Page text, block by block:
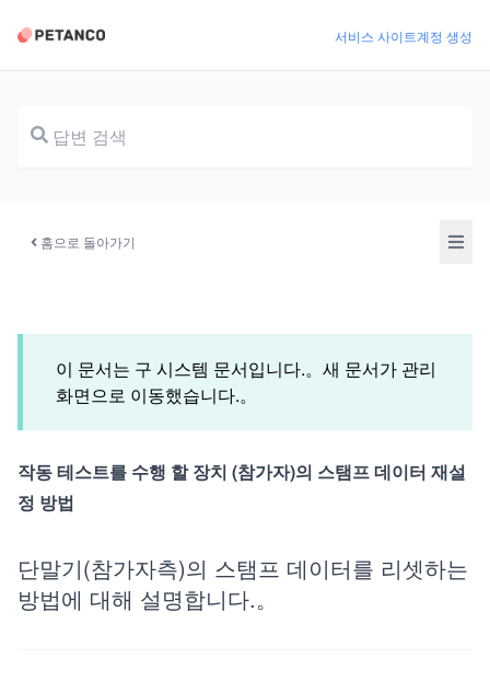
문서 서비스 사이트계정 생성
홈으로 돌아가기
이 문서는 구 시스템 문서입니다.。새 문서가 관리
화면으로 이동했습니다.。
작동 테스트를 수행 할 장치 (참가자)의 스탬프 데이터 재설
정 방법
단말기(참가자측)의 스탬프 데이터를 리셋하는
방법에 대해 설명합니다.。